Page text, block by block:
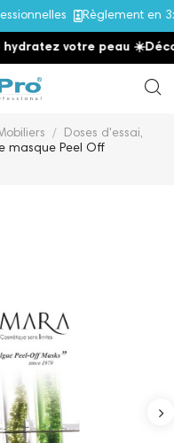
Règlement en
votre peau ☀️
Doses d'essai,
masque Peel Off